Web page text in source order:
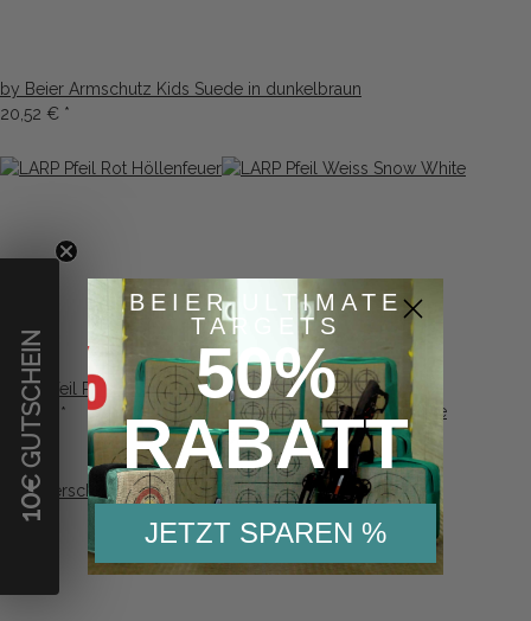
by Beier Armschutz Kids Suede in dunkelbraun
20,52 € *
LARP Pfeil Rot Höllenfeuer
17,48 € *
LARP Pfeil Weiss Snow White
17,48 €*
10
€ GUTSCHEIN
BEIER ULTIMATE
TARGETS
50%
RABATT
JETZT SPAREN %